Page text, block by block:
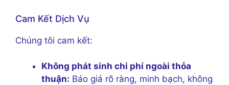
Cam Kết Dịch Vụ
Chúng tôi cam kết:
Không phát sinh chi phí ngoài thỏa
thuận: Báo giá rõ ràng, minh bạch, không